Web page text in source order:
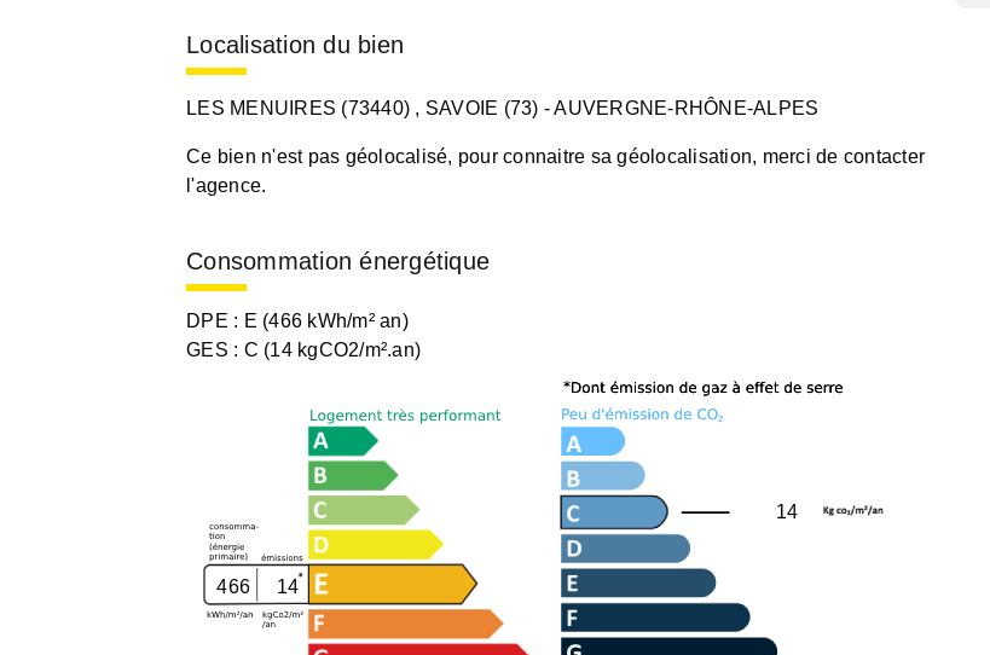
Localisation du bien
LES MENUIRES (73440) , SAVOIE (73) - AUVERGNE-RHÔNE-ALPES
Ce bien n'est pas géolocalisé, pour connaitre sa géolocalisation, merci de contacter
l'agence.
Consommation énergétique
DPE : E (466 kWh/m² an)
GES : C (14 kgCO2/m².an)
466 14
14